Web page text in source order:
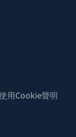
用Cookie聲明